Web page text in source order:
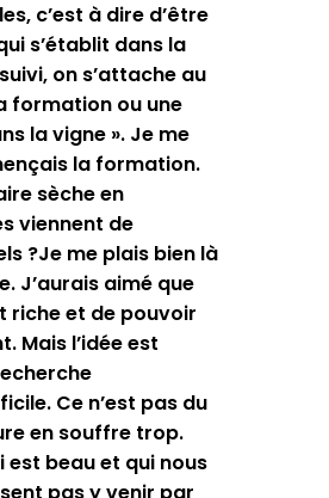
c’est à dire d’être
s’établit dans la
on s’attache au
formation ou une
la vigne ». Je me
la formation.
sèche en
viennent de
?Je me plais bien là
J’aurais aimé que
riche et de pouvoir
Mais l’idée est
Ce n’est pas du
en souffre trop.
beau et qui nous